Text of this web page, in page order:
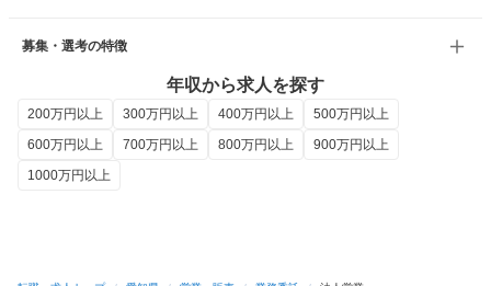
募集・選考の特徴
年収から求人を探す
200万円以上 300万円以上 400万円以上
500万円以上
600万円以上
700万円以上 800万円以上
900万円以上
1000万円以上